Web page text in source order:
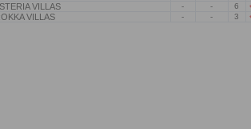
VILLAS - - 6
VILLAS - - 3